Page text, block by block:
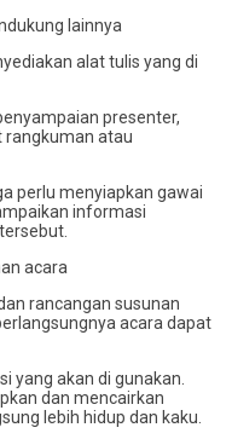
lainnya
alat tulis yang di
presenter,
atau
perlu menyiapkan gawai
informasi
acara
rancangan susunan
acara dapat
yang akan di gunakan.
dan mencairkan
lebih hidup dan kaku.